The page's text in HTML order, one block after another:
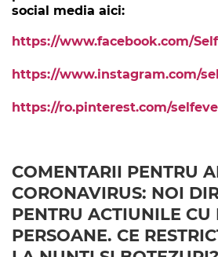
social media aici:
https://www.facebook.com/
https://www.instagram.com/
https://ro.pinterest.com/
COMENTARII PENTRU
CORONAVIRUS: NOI
PENTRU ACTIUNILE CU
PERSOANE. CE